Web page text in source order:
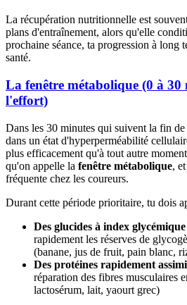
La récupération nutritionnelle est
plans d'entraînement, alors qu'elle
prochaine séance, ta progression à long
santé.
La fenêtre métabolique (0 à 30
l'effort)
Dans les 30 minutes qui suivent la fin de
dans un état d'hyperperméabilité
plus efficacement qu'à tout autre
qu'on appelle la fenêtre métabolique,
fréquente chez les coureurs.
Durant cette période prioritaire, tu dois
Des glucides à index glycémique
rapidement les réserves de
(banane, jus de fruit, pain blanc,
Des protéines rapidement
réparation des fibres musculaires
lactosérum, lait, yaourt grec)